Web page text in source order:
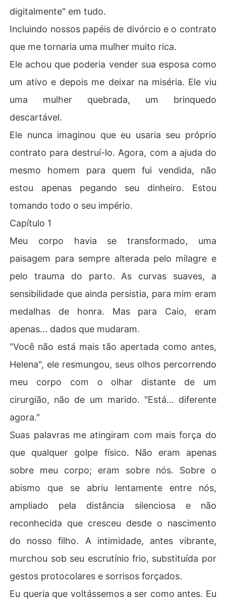
digitalmente" em tudo.
Incluindo nossos papéis de divórcio e o contrato
que me tornaria uma mulher muito rica.
Ele achou que poderia vender sua esposa como
um ativo e depois me deixar na miséria. Ele viu
uma mulher quebrada, um brinquedo
descartável.
Ele nunca imaginou que eu usaria seu próprio
contrato para destruí-lo. Agora, com a ajuda do
mesmo homem para quem fui vendida, não
estou apenas pegando seu dinheiro. Estou
tomando todo o seu império.
Capítulo 1
Meu corpo havia se transformado, uma
paisagem para sempre alterada pelo milagre e
pelo trauma do parto. As curvas suaves, a
sensibilidade que ainda persistia, para mim eram
medalhas de honra. Mas para Caio, eram
apenas... dados que mudaram.
"Você não está mais tão apertada como antes,
Helena", ele resmungou, seus olhos percorrendo
meu corpo com o olhar distante de um
cirurgião, não de um marido. "Está... diferente
agora."
Suas palavras me atingiram com mais força do
que qualquer golpe físico. Não eram apenas
sobre meu corpo; eram sobre nós. Sobre o
abismo que se abriu lentamente entre nós,
ampliado pela distância silenciosa e não
reconhecida que cresceu desde o nascimento
do nosso filho. A intimidade, antes vibrante,
murchou sob seu escrutínio frio, substituída por
gestos protocolares e sorrisos forçados.
Eu queria que voltássemos a ser como antes. Eu